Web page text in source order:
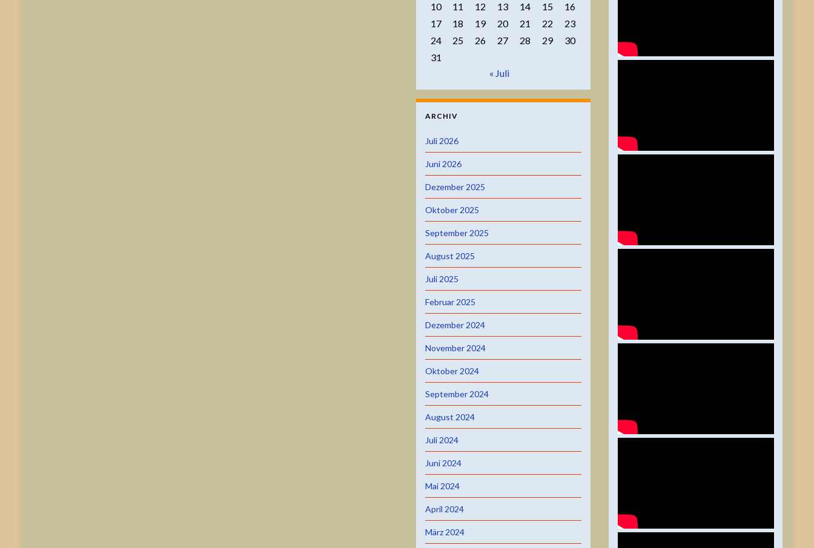
10
11 12 13 14 15
16
17
18 19 20 21 22
23
24
25 26 27 28 29
30
31
« Juli
ARCHIV
Juli 2026
Juni 2026
Dezember 2025
Oktober 2025
September 2025
August 2025
Juli 2025
Februar 2025
Dezember 2024
November 2024
Oktober 2024
September 2024
August 2024
Juli 2024
Juni 2024
Mai 2024
April 2024
März 2024